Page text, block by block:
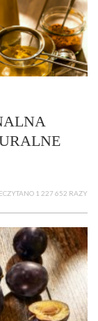
1 227 652 RAZY